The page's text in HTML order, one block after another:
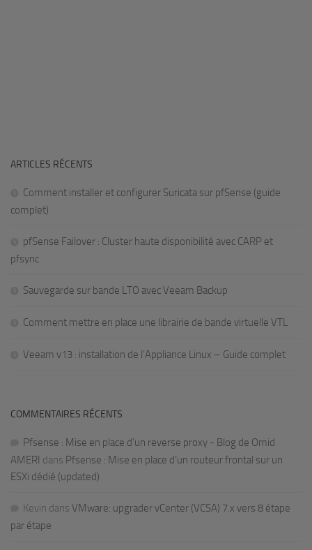
ARTICLES RÉCENTS
Comment installer et configurer Suricata sur pfSense (guide
complet)
pfSense Failover : Cluster haute disponibilité avec CARP et
pfsync
Sauvegarde sur bande LTO avec Veeam Backup
Comment mettre en place une librairie de bande virtuelle VTL
Veeam v13 : installation de l’Appliance Linux – Guide complet
COMMENTAIRES RÉCENTS
Pfsense : Mise en place d’un reverse proxy - Blog de Omid
AMERI dans Pfsense : Mise en place d’un routeur frontal sur un
ESXi dédié (updated)
Kevin dans VMware: upgrader vCenter (VCSA) 7.x vers 8 étape
par étape